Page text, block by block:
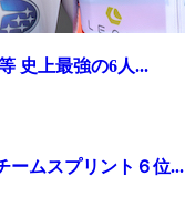
史上最強の6人...
ームスプリント６位...